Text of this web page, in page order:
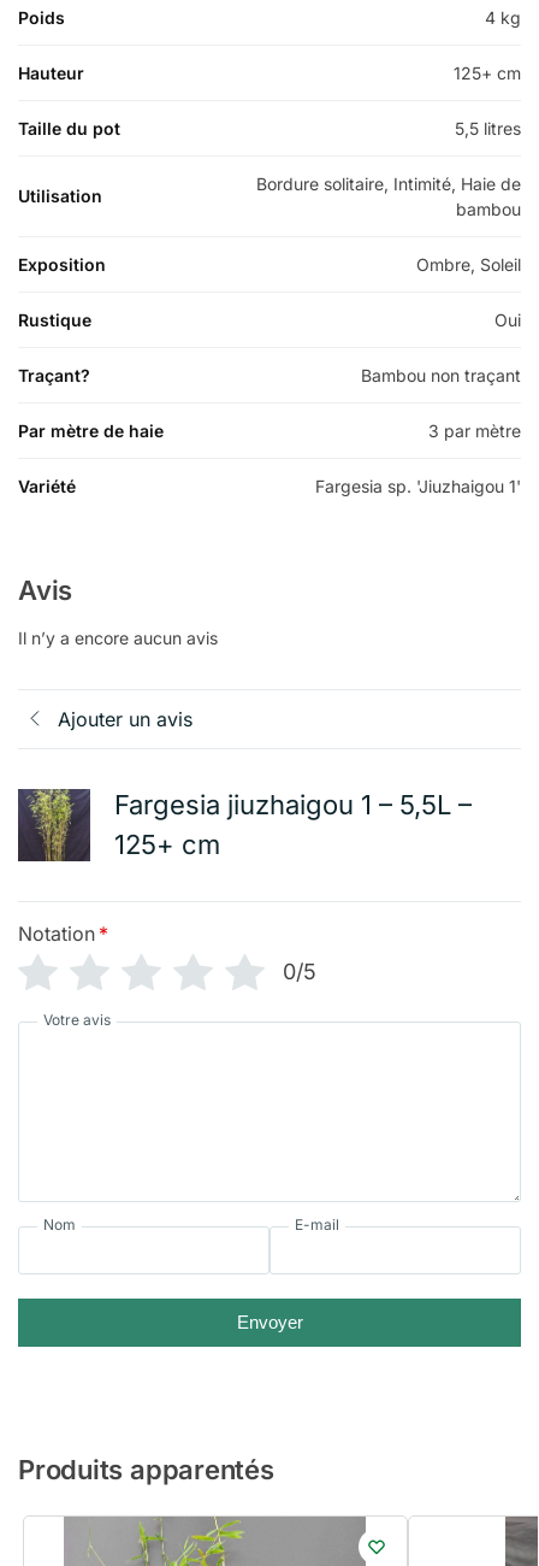
Poids 4 kg
Hauteur 125+ cm
Taille du pot 5,5 litres
Utilisation
Bordure solitaire, Intimité, Haie de
bambou
Exposition Ombre, Soleil
Rustique Oui
Traçant? Bambou non traçant
Par mètre de haie 3 par mètre
Variété Fargesia sp. 'Jiuzhaigou 1'
Avis
Il n’y a encore aucun avis
Ajouter un avis
Fargesia jiuzhaigou 1 – 5,5L –
125+ cm
Notation *
0/5
Votre avis
Nom E-mail
Envoyer
Produits apparentés